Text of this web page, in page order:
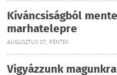
Kíváncsiságból
marhatelepre
AUGUSZTUS 07., PÉNTEK
Vigyázzunk